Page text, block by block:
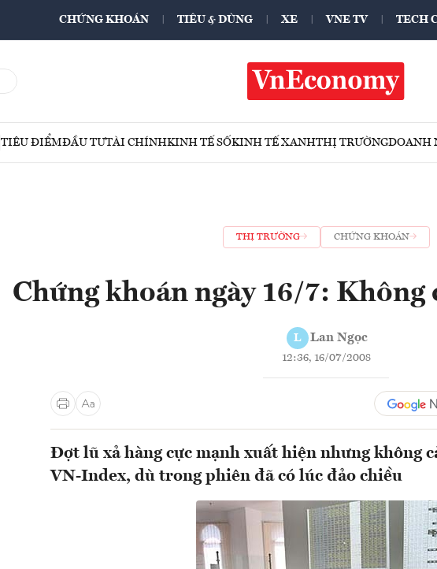
CHỨNG KHOÁN TIÊU & DÙNG XE VNE TV TECH
TIÊU ĐIỂMĐẦU TƯTÀI CHÍNHKINH TẾ SỐKINH TẾ XANHTHỊ TRƯỜNGDOANH
THỊ TRƯỜNG CHỨNG KHOÁN
Chứng khoán ngày 16/7: Không
L Lan Ngọc
12:36, 16/07/2008
Đợt lũ xả hàng cực mạnh xuất hiện nhưng không
VN-Index, dù trong phiên đã có lúc đảo chiều